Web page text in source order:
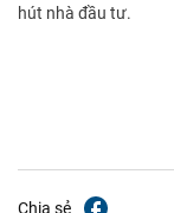
hút nhà đầu tư.
Chia sẻ